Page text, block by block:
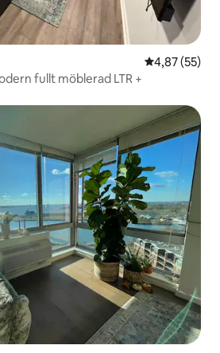
4,87 av 5 i
4,87 (55)
fullt möblerad LTR +